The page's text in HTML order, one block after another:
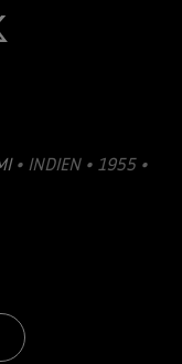
• INDIEN • 1955 •